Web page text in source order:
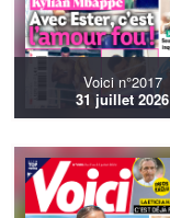
Voici n°2017
31 juillet 2026